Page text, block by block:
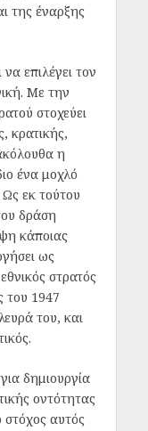
της έναρξης
επιλέγει τον
Με την
στοχεύει
κρατικής,
η
ένα μοχλό
εκ τούτου
δράση
κάποιας
ως
στρατός
του 1947
του, και
δημιουργία
οντότητας
αυτός